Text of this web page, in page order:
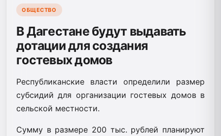
ОБЩЕСТВО
В Дагестане будут выдавать
дотации для создания
гостевых домов
Республиканские власти определили размер
субсидий для организации гостевых домов в
сельской местности.
Сумму в размере 200 тыс. рублей планируют